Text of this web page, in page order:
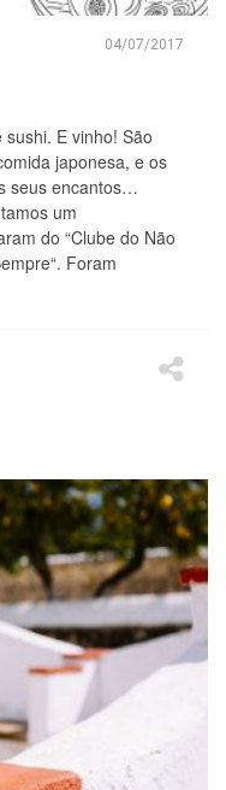
04/07/2017
E vinho! São
japonesa, e os
seus encantos…
um
do “Clube do Não
Foram